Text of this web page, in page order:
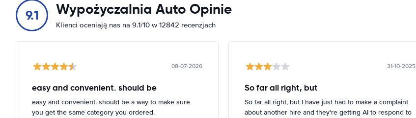
9.1 Wypożyczalnia Auto Opinie
Klienci oceniają nas na 9.1/10 w 12842 recenzjach
08-07-2026
easy and convenient. should be
easy and convenient. should be a way to make sure
you get the same category you ordered.
31-10-2025
So far all right, but
So far all right, but I have just had to make a complaint
about another hire and they're getting AI to respond to